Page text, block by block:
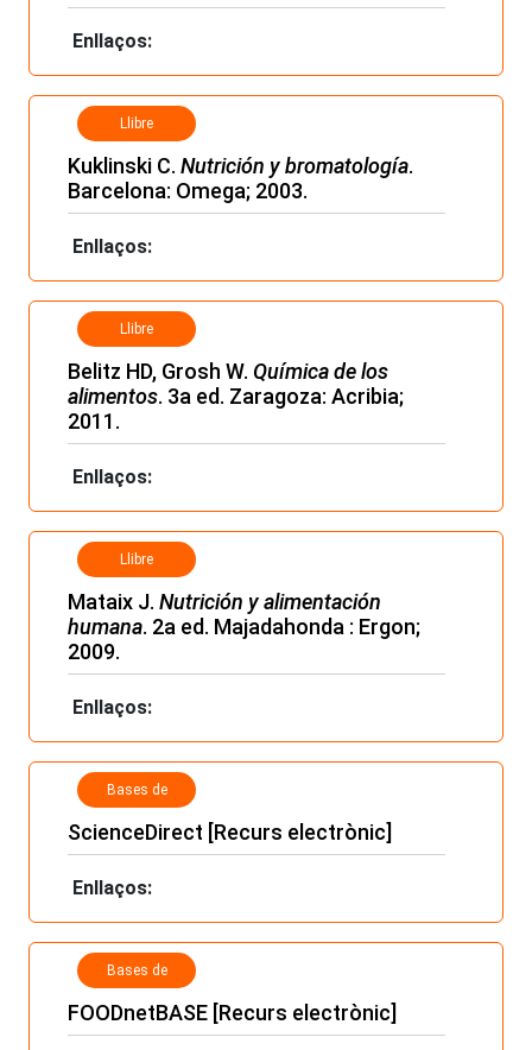
Enllaços:
Llibre
Kuklinski C. Nutrición y bromatología.
Barcelona: Omega; 2003.
Enllaços:
Llibre
Belitz HD, Grosh W. Química de los
alimentos. 3a ed. Zaragoza: Acribia;
2011.
Enllaços:
Llibre
Mataix J. Nutrición y alimentación
humana. 2a ed. Majadahonda : Ergon;
2009.
Enllaços:
Bases de
ScienceDirect [Recurs electrònic]
Enllaços:
Bases de
FOODnetBASE [Recurs electrònic]